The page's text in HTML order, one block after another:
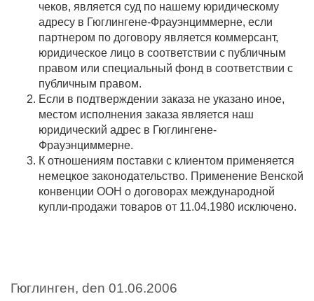
чеков, является суд по нашему юридическому
адресу в Гюглингене-Фрауэнциммерне, если
партнером по договору является коммерсант,
юридическое лицо в соответствии с публичным
правом или специальный фонд в соответствии с
публичным правом.
Если в подтверждении заказа не указано иное,
местом исполнения заказа является наш
юридический адрес в Гюглингене-
Фрауэнциммерне.
К отношениям поставки с клиентом применяется
немецкое законодательство. Применение Венской
конвенции ООН о договорах международной
купли-продажи товаров от 11.04.1980 исключено.
Гюглинген, den 01.06.2006